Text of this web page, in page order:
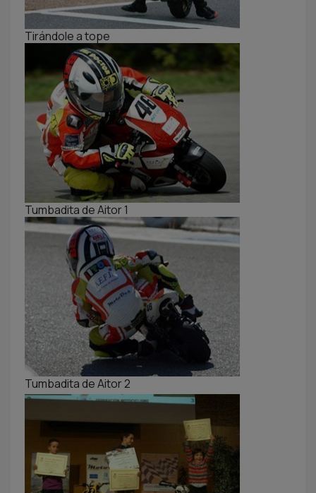
Tirándole a tope
Tumbadita de Aitor 1
Tumbadita de Aitor 2